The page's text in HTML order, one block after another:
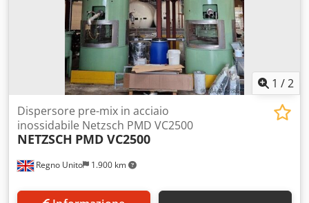
1 /2
Regno Unito 1.900 km
Dispersore pre-mix in acciaio
inossidabile Netzsch PMD VC2500
NETZSCH PMD VC2500